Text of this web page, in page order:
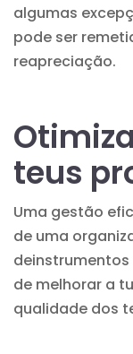
algumas
pode ser
reapreciação.
teus
Uma gestão
de uma
deinstrumentos
de melhorar a
qualidade dos